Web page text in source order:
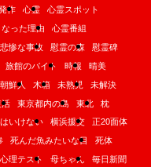
作 心霊
心霊スポット
った理由
心霊番組
悲惨な事故 慰霊の森
慰霊碑
旅館のバイト 時報
晴美
朝鮮人 木箱 未熟児
未解決
活 東京都内の島 東北
枕
いけない 横浜援交
正20面体
死んだ魚みたいな目
死体
理テスト 母ちゃん
毎日新聞